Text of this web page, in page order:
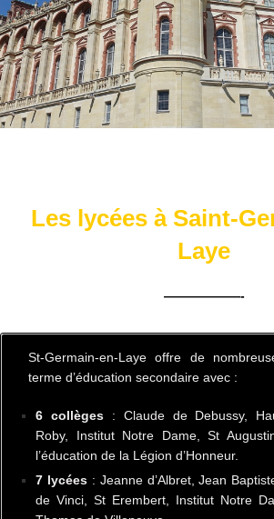
Les lycées à Saint-
Laye
——————-
St-Germain-en-Laye offre de
terme d’éducation secondaire avec :
6 collèges: Claude de Debussy,
Roby, Institut Notre Dame, St
l’éducation de la Légion d’Honneur.
7 lycées: Jeanne d’Albret, Jean
de Vinci, St Erembert, Institut Notre